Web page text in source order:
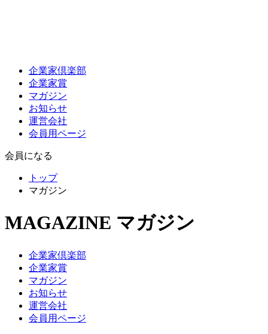
企業家倶楽部
企業家賞
マガジン
お知らせ
運営会社
会員用ページ
会員になる
トップ
マガジン
MAGAZINE マガジン
企業家倶楽部
企業家賞
マガジン
お知らせ
運営会社
会員用ページ